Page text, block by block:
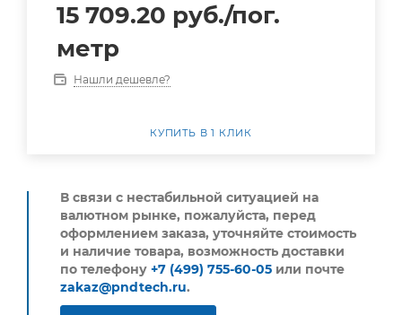
15 709.20 руб./пог.
метр
Нашли дешевле?
КУПИТЬ В 1 КЛИК
В связи с нестабильной ситуацией на
валютном рынке, пожалуйста, перед
оформлением заказа, уточняйте стоимость
и наличие товара, возможность доставки
по телефону +7 (499) 755-60-05 или почте
zakaz@pndtech.ru.